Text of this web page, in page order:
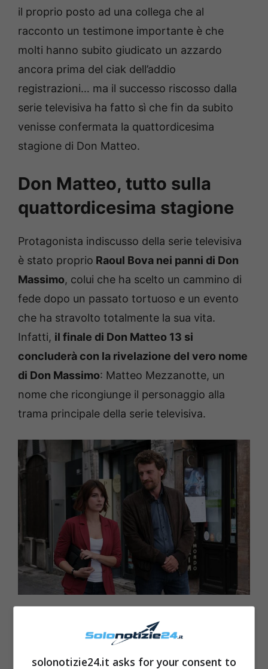
il proprio posto ad una collega che al
racconto un testimone importante è che
molti hanno subito giudicato un azzardo
ancora prima del ciak dell’addio
registrazioni… ma il successo riscosso dalla
serie televisiva ha fatto sì che fin da subito
venisse confermata la quattordicesima
stagione di Don Matteo.
Don Matteo, tutto sulla
quattordicesima stagione
Protagonista indiscusso della serie televisiva
è stato proprio Raoul Bova nei panni di Don
Massimo, colui che ha scelto un cammino di
fede dopo un passato tortuoso e un evento
che ha stravolto totalmente la sua vita.
Infatti, il finale di Don Matteo 13 si
concluderà con la rivelazione del vero nome
di Don Massimo: Matteo Mezzanotte, un
nome che ricongiunge il personaggio alla
trama principale della serie televisiva.
solonotizie24.it asks for your consent to